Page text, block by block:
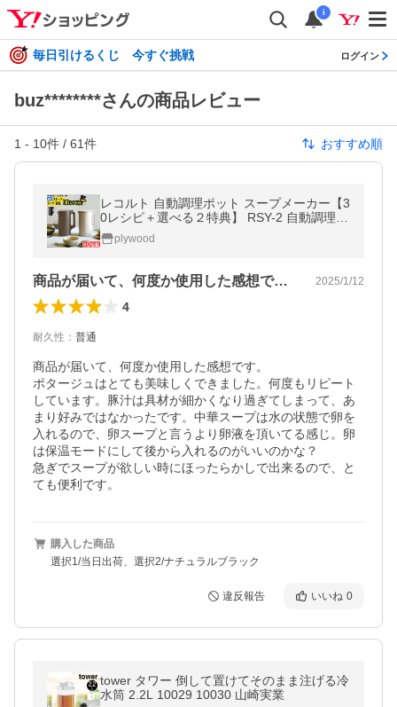
i
毎日引けるくじ 今すぐ挑戦 ログイン
buz********さんの商品レビュー
1 - 10件 / 61件 おすすめ順
レコルト 自動調理ポット スープメーカー【3
0レシピ＋選べる２特典】 RSY-2 自動調理
正規品 ミキサー ブレンダー 豆乳メーカー re
colte Auto Cooking Pot
plywood
商品が届いて、何度か使用した感想です。… 2025/1/12
4
耐久性 ： 普通
商品が届いて、何度か使用した感想です。
ポタージュはとても美味しくできました。何度もリピート
しています。豚汁は具材が細かくなり過ぎてしまって、あ
まり好みではなかったです。中華スープは水の状態で卵を
入れるので、卵スープと言うより卵液を頂いてる感じ。卵
は保温モードにして後から入れるのがいいのかな？
急ぎでスープが欲しい時にほったらかしで出来るので、と
ても便利です。
購入した商品
選択1/当日出荷、選択2/ナチュラルブラック
違反報告 いいね 0
tower タワー 倒して置けてそのまま注げる冷
水筒 2.2L 10029 10030 山崎実業